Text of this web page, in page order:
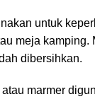
untuk
meja kamping.
dibersihkan.
marmer